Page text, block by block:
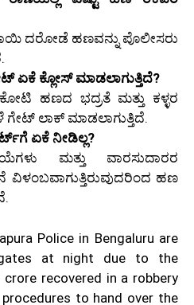
ದರೋಡೆ ಹಣವನ್ನು ಪೊಲೀಸರು
ಏಕೆ ಕ್ಲೋಸ್ ಮಾಡಲಾಗುತ್ತಿದೆ?
ಹಣದ ಭದ್ರತೆ ಮತ್ತು ಕಳ್ಳರ
ಲಾಕ್ ಮಾಡಲಾಗುತ್ತಿದೆ.
ಏಕೆ ನೀಡಿಲ್ಲ?
ಮತ್ತು ವಾರಸುದಾರರ
ಹಣ
Police in Bengaluru are
at night due to the
recovered in a robbery
to hand over the